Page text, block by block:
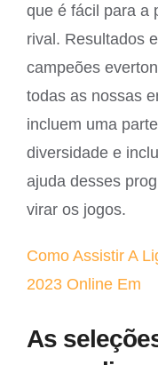
que é fácil para a
rival. Resultados
campeões
todas as nossas
incluem uma
diversidade e
ajuda desses
virar os jogos.
Como Assistir A
2023 Online Em
As